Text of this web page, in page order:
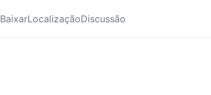
BaixarLocalizaçãoDiscussão